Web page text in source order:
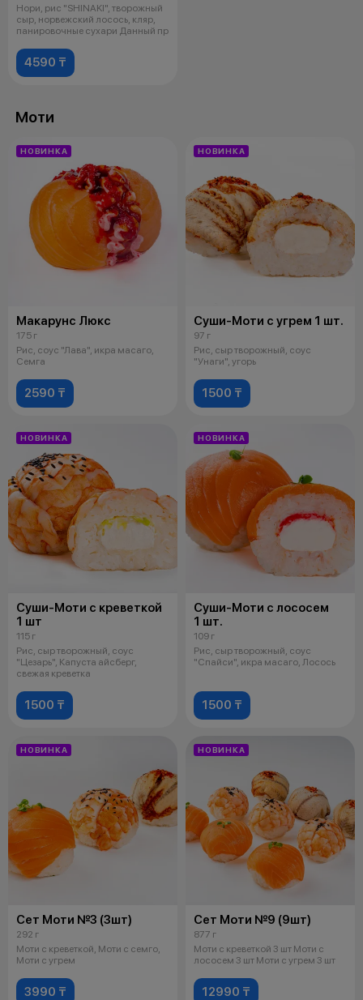
Нори, рис "SHINAKI", творожный
сыр, норвежский лосось, кляр,
панировочные сухари Данный пр
4590 ₸
Моти
НОВИНКА
Макарунс Люкс
175 г
Рис, соус "Лава", икра масаго,
Семга
2590 ₸
НОВИНКА
Суши-Моти с угрем 1 шт.
97 г
Рис, сыр творожный, соус
"Унаги", угорь
1500 ₸
НОВИНКА
Суши-Моти с креветкой
1 шт
115 г
Рис, сыр творожный, соус
"Цезарь", Капуста айсберг,
свежая креветка
1500 ₸
НОВИНКА
Суши-Моти с лососем
1 шт.
109 г
Рис, сыр творожный, соус
"Спайси", икра масаго, Лосось
1500 ₸
НОВИНКА
Сет Моти №3 (3шт)
292 г
Моти с креветкой, Моти с семго,
Моти с угрем
3990 ₸
НОВИНКА
Сет Моти №9 (9шт)
877 г
Моти с креветкой 3 шт Моти с
лососем 3 шт Моти с угрем 3 шт
12990 ₸